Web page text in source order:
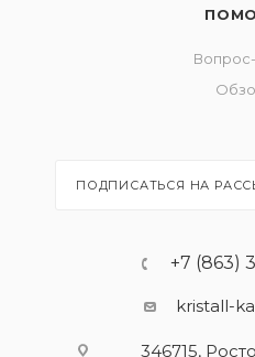
ПОДПИСАТЬСЯ НА
+7 (863)
kristall-
346715,